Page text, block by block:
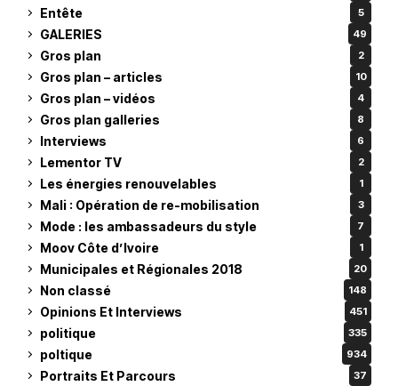
Entête 5
GALERIES 49
Gros plan 2
Gros plan – articles 10
Gros plan – vidéos 4
Gros plan galleries 8
Interviews 6
Lementor TV 2
Les énergies renouvelables 1
Mali : Opération de re-mobilisation 3
Mode : les ambassadeurs du style 7
Moov Côte d’Ivoire 1
Municipales et Régionales 2018 20
Non classé 148
Opinions Et Interviews 451
politique 335
poltique 934
Portraits Et Parcours 37